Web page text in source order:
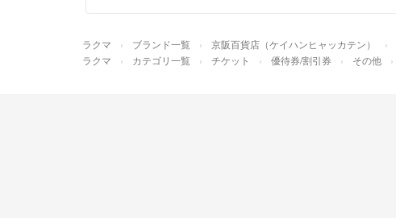
ラクマ ブランド一覧 京阪百貨店（ケイハンヒャッカテン）
ラクマ カテゴリ一覧 チケット 優待券/割引券 その他